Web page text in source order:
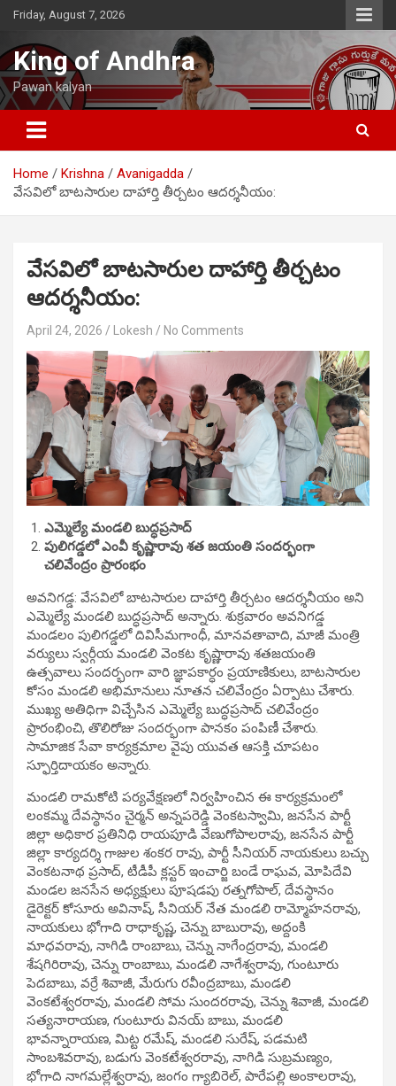
Skip
content
Friday, August 7, 2026
King of Andhra
Pawan kalyan
Home Krishna
Avanigadda
వేసవిలో బాటసారుల దాహార్తి తీర్చటం ఆదర్శనీయం:
వేసవిలో బాటసారుల దాహార్తి తీర్చటం
ఆదర్శనీయం:
April 24, 2026 Lokesh No Comments
ఎమ్మెల్యే మండలి బుద్ధప్రసాద్
పులిగడ్డలో ఎంవీ కృష్ణారావు శత జయంతి సందర్భంగా
చలివేంద్రం ప్రారంభం
అవనిగడ్డ: వేసవిలో బాటసారుల దాహార్తి తీర్చటం ఆదర్శనీయం అని
ఎమ్మెల్యే మండలి బుద్ధప్రసాద్ అన్నారు. శుక్రవారం అవనిగడ్డ
మండలం పులిగడ్డలో దివిసీమగాంధీ, మానవతావాది, మాజీ మంత్రి
వర్యులు స్వర్గీయ మండలి వెంకట కృష్ణారావు శతజయంతి
ఉత్సవాలు సందర్భంగా వారి జ్ఞాపకార్ధం ప్రయాణికులు, బాటసారుల
కోసం మండలి అభిమానులు నూతన చలివేంద్రం ఏర్పాటు చేశారు.
ముఖ్య అతిధిగా విచ్చేసిన ఎమ్మెల్యే బుద్ధప్రసాద్ చలివేంద్రం
ప్రారంభించి, తొలిరోజు సందర్భంగా పానకం పంపిణీ చేశారు.
సామాజిక సేవా కార్యక్రమాల వైపు యువత ఆసక్తి చూపటం
స్ఫూర్తిదాయకం అన్నారు.
మండలి రామకోటి పర్యవేక్షణలో నిర్వహించిన ఈ కార్యక్రమంలో
లంకమ్మ దేవస్థానం చైర్మన్ అన్నపరెడ్డి వెంకటస్వామి, జనసేన పార్టీ
జిల్లా అధికార ప్రతినిధి రాయపూడి వేణుగోపాలరావు, జనసేన పార్టీ
జిల్లా కార్యదర్శి గాజుల శంకర రావు, పార్టీ సీనియర్ నాయకులు బచ్చు
వెంకటనాథ ప్రసాద్, టీడీపీ క్లస్టర్ ఇంచార్జి బండే రాఘవ, మోపిదేవి
మండల జనసేన అధ్యక్షులు పూషడపు రత్నగోపాల్, దేవస్థానం
డైరెక్టర్ కోసూరు అవినాష్, సీనియర్ నేత మండలి రామ్మోహనరావు,
నాయకులు భోగాది రాధాకృష్ణ, చెన్ను బాబురావు, అద్దంకి
మాధవరావు, నాగిడి రాంబాబు, చెన్ను నాగేంద్రరావు, మండలి
శేషగిరిరావు, చెన్ను రాంబాబు, మండలి నాగేశ్వరావు, గుంటూరు
పెదబాబు, వర్రే శివాజీ, మేరుగు రవీంద్రబాబు, మండలి
వెంకటేశ్వరరావు, మండలి సోమ సుందరరావు, చెన్ను శివాజీ, మండలి
సత్యనారాయణ, గుంటూరు వినయ్ బాబు, మండలి
భావన్నారాయణ, మిట్ట రమేష్, మండలి సురేష్, పడమటి
సాంబశివరావు, బడుగు వెంకటేశ్వరరావు, నాగిడి సుబ్రమణ్యం,
భోగాది నాగమల్లేశ్వరావు, జంగం గ్యాబిరెల్, పారేపల్లి అంకాలరావు,